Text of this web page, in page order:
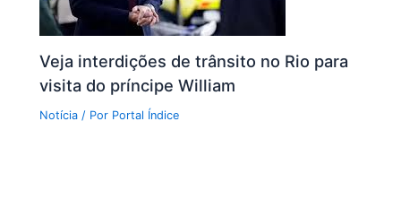
Veja interdições de trânsito no Rio para
visita do príncipe William
Notícia / Por Portal Índice